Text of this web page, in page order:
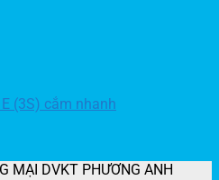
(3S) cắm nhanh
MẠI DVKT PHƯƠNG ANH